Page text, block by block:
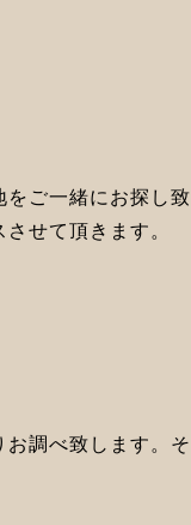
ご一緒にお探し致
せて頂きます。
調べ致します。そ